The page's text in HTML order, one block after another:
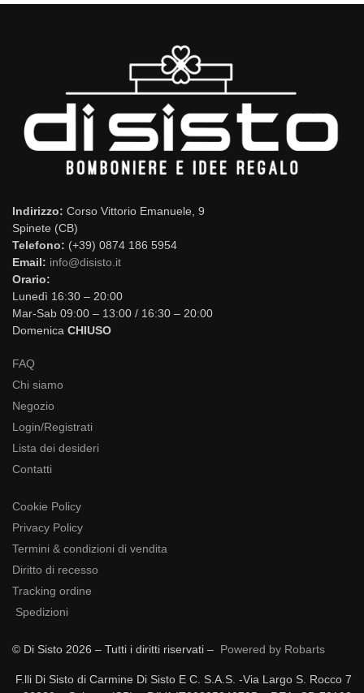
Indirizzo: Corso Vittorio Emanuele, 9
Spinete (CB)
Telefono: (+39) 0874 186 5954
Email: info@disisto.it
Orario:
Lunedì 16:30 – 20:00
Mar-Sab 09:00 – 13:00 / 16:30 – 20:00
Domenica CHIUSO
FAQ
Chi siamo
Negozio
Login/Registrati
Lista dei desideri
Contatti
Cookie Policy
Privacy Policy
Termini & condizioni di vendita
Diritto di recesso
Tracking ordine
Spedizioni
© Di Sisto 2026 – Tutti i diritti riservati – Powered by Robarts
F.lli Di Sisto di Carmine Di Sisto E C. S.A.S. -Via Largo S. Rocco 7